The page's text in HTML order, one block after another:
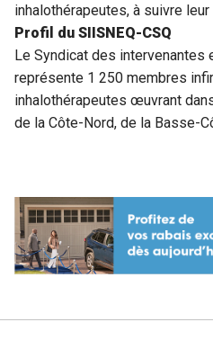
inhalothérapeutes, à suivre
Profil du SIISNEQ-CSQ
Le Syndicat des intervenantes
représente 1 250 membres
inhalothérapeutes œuvrant
de la Côte-Nord, de la Basse-